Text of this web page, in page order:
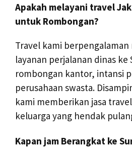
Apakah melayani travel
untuk Rombongan?
Travel kami
layanan perjalanan dinas ke
rombongan kantor, intansi
perusahaan swasta.
kami memberikan jasa
keluarga yang hendak
Kapan jam Berangkat ke